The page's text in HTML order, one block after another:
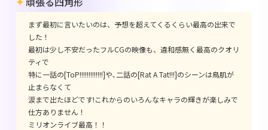
まず最初に言いたいのは、予想を超えてくるくらい最高の出来で
した！
最初は少し不安だったフルCGの映像も、違和感無く最高のクオリ
ティで
特に一話の[ToP!!!!!!!!!!!!!]や､二話の[Rat A Tat!!!]のシーンは鳥肌が
止まらなくて
涙まで出たほどです!これからのいろんなキャラの輝きが楽しみで
仕方ありません！
ミリオンライブ最高！！